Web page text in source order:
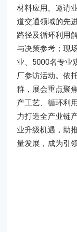
材料应用。邀请
道交通领域的先
路径及循环利用
与决策参考；现
业、5000名专业
厂参访活动。依
群，展会重点聚
产工艺、循环利
力打造全产业链
业升级机遇，助
量发展，成为引